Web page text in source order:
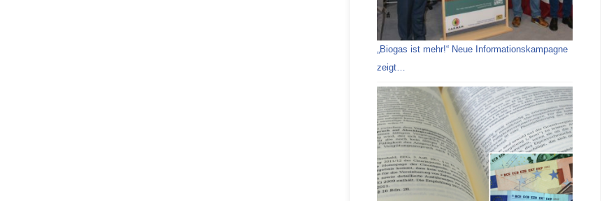
„Biogas ist mehr!“ Neue Informationskampagne
zeigt…